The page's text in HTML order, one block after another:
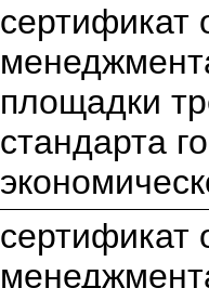
сертификат
площадки
стандарта
сертификат